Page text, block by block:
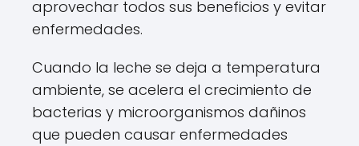
aprovechar todos sus beneficios y evitar
enfermedades.
Cuando la leche se deja a temperatura
ambiente, se acelera el crecimiento de
bacterias y microorganismos dañinos
que pueden causar enfermedades